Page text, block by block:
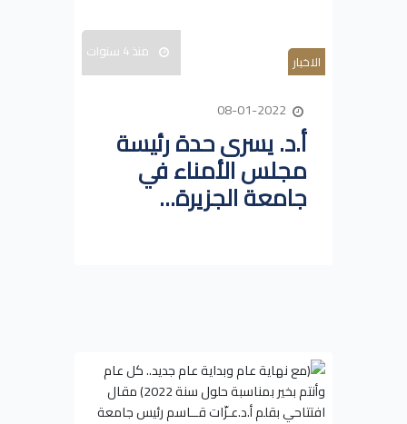
الاخبار منذ 4 سنوات
أ.د. يسرى حدة رئيسة
مجلس الأمناء في
جامعة الجزيرة...